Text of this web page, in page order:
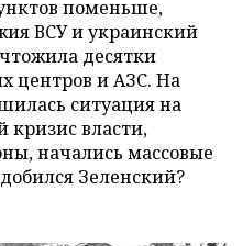
поменьше,
ВСУ и украинский
десятки
центров и АЗС. На
ситуация на
кризис власти,
начались массовые
Зеленский?